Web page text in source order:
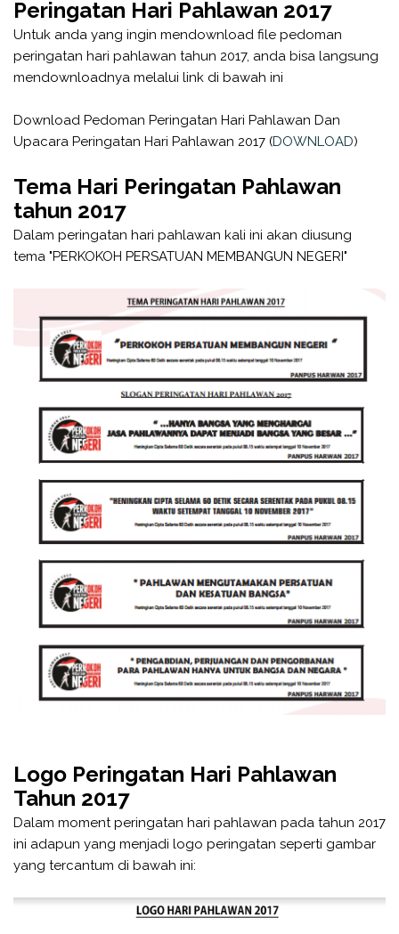
Peringatan Hari Pahlawan 2017
Untuk anda yang ingin mendownload file pedoman
peringatan hari pahlawan tahun 2017, anda bisa langsung
mendownloadnya melalui link di bawah ini
Download Pedoman Peringatan Hari Pahlawan Dan
Upacara Peringatan Hari Pahlawan 2017 (DOWNLOAD)
Tema Hari Peringatan Pahlawan
tahun 2017
Dalam peringatan hari pahlawan kali ini akan diusung
tema "PERKOKOH PERSATUAN MEMBANGUN NEGERI"
Logo Peringatan Hari Pahlawan
Tahun 2017
Dalam moment peringatan hari pahlawan pada tahun 2017
ini adapun yang menjadi logo peringatan seperti gambar
yang tercantum di bawah ini: